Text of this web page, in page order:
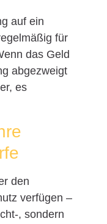
auf ein
für
das Geld
abgezweigt
es
den
verfügen –
, sondern